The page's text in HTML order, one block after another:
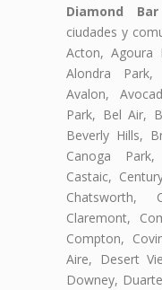
Diamond
ciudades y
Acton, Agoura
Alondra Park,
Avalon,
Park, Bel Air,
Beverly Hills,
Canoga
Castaic,
Claremont,
Compton,
Aire, Desert
Downey,